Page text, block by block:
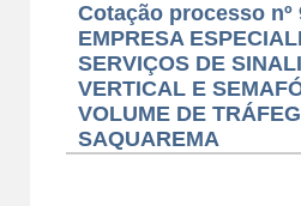
Cotação processo nº
EMPRESA
SERVIÇOS DE
VERTICAL E
VOLUME DE
SAQUAREMA